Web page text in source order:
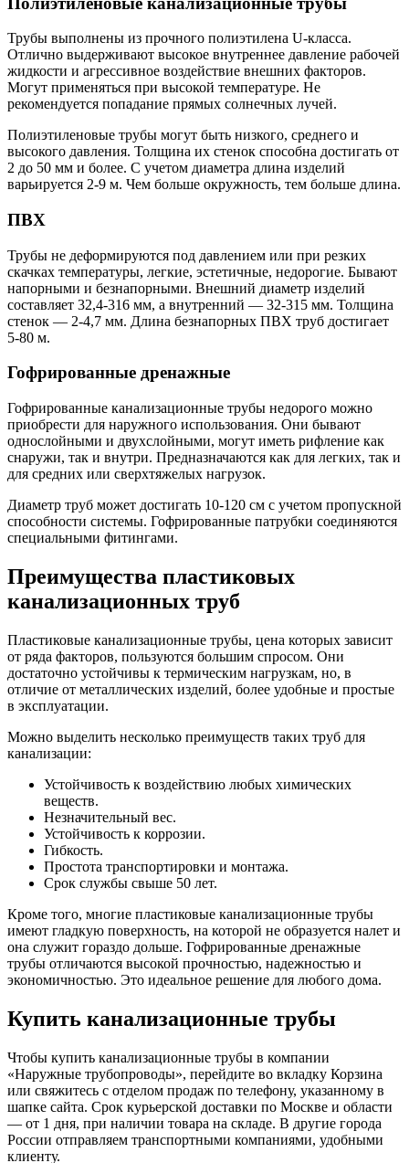
Трубы выполнены из прочного полиэтилена U-класса.
Отлично выдерживают высокое внутреннее давление рабочей
жидкости и агрессивное воздействие внешних факторов.
Могут применяться при высокой температуре. Не
рекомендуется попадание прямых солнечных лучей.
Полиэтиленовые трубы могут быть низкого, среднего и
высокого давления. Толщина их стенок способна достигать от
2 до 50 мм и более. С учетом диаметра длина изделий
варьируется 2-9 м. Чем больше окружность, тем больше длина.
ПВХ
Трубы не деформируются под давлением или при резких
скачках температуры, легкие, эстетичные, недорогие. Бывают
напорными и безнапорными. Внешний диаметр изделий
составляет 32,4-316 мм, а внутренний — 32-315 мм. Толщина
стенок — 2-4,7 мм. Длина безнапорных ПВХ труб достигает
5-80 м.
Гофрированные дренажные
Гофрированные канализационные трубы недорого можно
приобрести для наружного использования. Они бывают
однослойными и двухслойными, могут иметь рифление как
снаружи, так и внутри. Предназначаются как для легких, так и
для средних или сверхтяжелых нагрузок.
Диаметр труб может достигать 10-120 см с учетом пропускной
способности системы. Гофрированные патрубки соединяются
специальными фитингами.
Преимущества пластиковых
канализационных труб
Пластиковые канализационные трубы, цена которых зависит
от ряда факторов, пользуются большим спросом. Они
достаточно устойчивы к термическим нагрузкам, но, в
отличие от металлических изделий, более удобные и простые
в эксплуатации.
Можно выделить несколько преимуществ таких труб для
канализации:
Устойчивость к воздействию любых химических
веществ.
Незначительный вес.
Устойчивость к коррозии.
Гибкость.
Простота транспортировки и монтажа.
Срок службы свыше 50 лет.
Кроме того, многие пластиковые канализационные трубы
имеют гладкую поверхность, на которой не образуется налет и
она служит гораздо дольше. Гофрированные дренажные
трубы отличаются высокой прочностью, надежностью и
экономичностью. Это идеальное решение для любого дома.
Купить канализационные трубы
Чтобы купить канализационные трубы в компании
«Наружные трубопроводы», перейдите во вкладку Корзина
или свяжитесь с отделом продаж по телефону, указанному в
шапке сайта. Срок курьерской доставки по Москве и области
— от 1 дня, при наличии товара на складе. В другие города
России отправляем транспортными компаниями, удобными
клиенту.